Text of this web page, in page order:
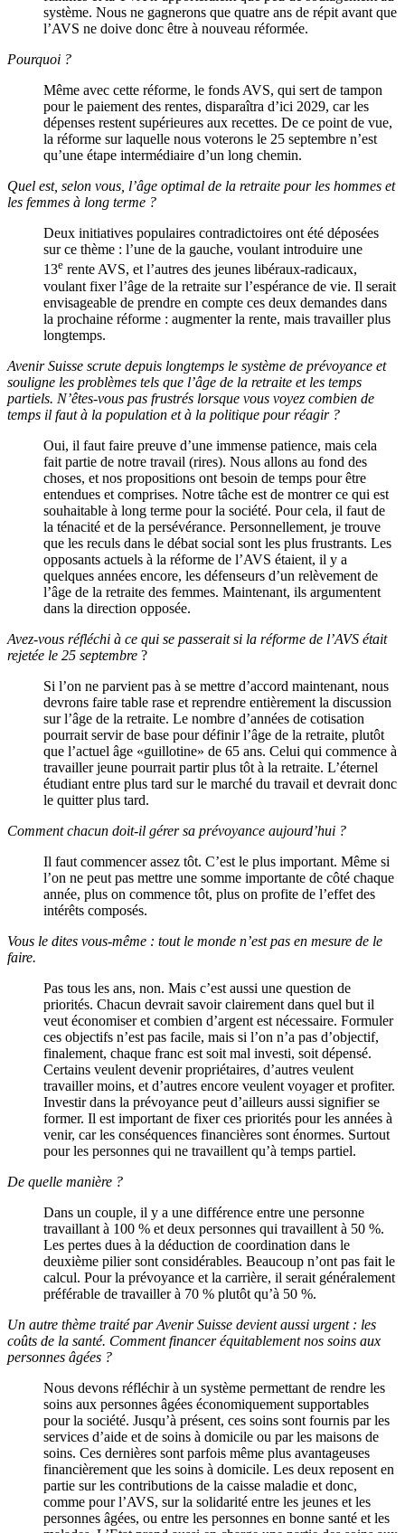
système. Nous ne gagnerons que quatre ans de répit avant que
l’AVS ne doive donc être à nouveau réformée.
Pourquoi ?
Même avec cette réforme, le fonds AVS, qui sert de tampon
pour le paiement des rentes, disparaîtra d’ici 2029, car les
dépenses restent supérieures aux recettes. De ce point de vue,
la réforme sur laquelle nous voterons le 25 septembre n’est
qu’une étape intermédiaire d’un long chemin.
Quel est, selon vous, l’âge optimal de la retraite pour les hommes et
les femmes à long terme ?
Deux initiatives populaires contradictoires ont été déposées
sur ce thème : l’une de la gauche, voulant introduire une
13e rente AVS, et l’autres des jeunes libéraux-radicaux,
voulant fixer l’âge de la retraite sur l’espérance de vie. Il serait
envisageable de prendre en compte ces deux demandes dans
la prochaine réforme : augmenter la rente, mais travailler plus
longtemps.
Avenir Suisse scrute depuis longtemps le système de prévoyance et
souligne les problèmes tels que l’âge de la retraite et les temps
partiels. N’êtes-vous pas frustrés lorsque vous voyez combien de
temps il faut à la population et à la politique pour réagir ?
Oui, il faut faire preuve d’une immense patience, mais cela
fait partie de notre travail (rires). Nous allons au fond des
choses, et nos propositions ont besoin de temps pour être
entendues et comprises. Notre tâche est de montrer ce qui est
souhaitable à long terme pour la société. Pour cela, il faut de
la ténacité et de la persévérance. Personnellement, je trouve
que les reculs dans le débat social sont les plus frustrants. Les
opposants actuels à la réforme de l’AVS étaient, il y a
quelques années encore, les défenseurs d’un relèvement de
l’âge de la retraite des femmes. Maintenant, ils argumentent
dans la direction opposée.
Avez-vous réfléchi à ce qui se passerait si la réforme de l’AVS était
rejetée le 25 septembre ?
Si l’on ne parvient pas à se mettre d’accord maintenant, nous
devrons faire table rase et reprendre entièrement la discussion
sur l’âge de la retraite. Le nombre d’années de cotisation
pourrait servir de base pour définir l’âge de la retraite, plutôt
que l’actuel âge «guillotine» de 65 ans. Celui qui commence à
travailler jeune pourrait partir plus tôt à la retraite. L’éternel
étudiant entre plus tard sur le marché du travail et devrait donc
le quitter plus tard.
Comment chacun doit-il gérer sa prévoyance aujourd’hui ?
Il faut commencer assez tôt. C’est le plus important. Même si
l’on ne peut pas mettre une somme importante de côté chaque
année, plus on commence tôt, plus on profite de l’effet des
intérêts composés.
Vous le dites vous-même : tout le monde n’est pas en mesure de le
faire.
Pas tous les ans, non. Mais c’est aussi une question de
priorités. Chacun devrait savoir clairement dans quel but il
veut économiser et combien d’argent est nécessaire. Formuler
ces objectifs n’est pas facile, mais si l’on n’a pas d’objectif,
finalement, chaque franc est soit mal investi, soit dépensé.
Certains veulent devenir propriétaires, d’autres veulent
travailler moins, et d’autres encore veulent voyager et profiter.
Investir dans la prévoyance peut d’ailleurs aussi signifier se
former. Il est important de fixer ces priorités pour les années à
venir, car les conséquences financières sont énormes. Surtout
pour les personnes qui ne travaillent qu’à temps partiel.
De quelle manière ?
Dans un couple, il y a une différence entre une personne
travaillant à 100 % et deux personnes qui travaillent à 50 %.
Les pertes dues à la déduction de coordination dans le
deuxième pilier sont considérables. Beaucoup n’ont pas fait le
calcul. Pour la prévoyance et la carrière, il serait généralement
préférable de travailler à 70 % plutôt qu’à 50 %.
Un autre thème traité par Avenir Suisse devient aussi urgent : les
coûts de la santé. Comment financer équitablement nos soins aux
personnes âgées ?
Nous devons réfléchir à un système permettant de rendre les
soins aux personnes âgées économiquement supportables
pour la société. Jusqu’à présent, ces soins sont fournis par les
services d’aide et de soins à domicile ou par les maisons de
soins. Ces dernières sont parfois même plus avantageuses
financièrement que les soins à domicile. Les deux reposent en
partie sur les contributions de la caisse maladie et donc,
comme pour l’AVS, sur la solidarité entre les jeunes et les
personnes âgées, ou entre les personnes en bonne santé et les